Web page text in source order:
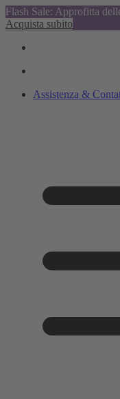
Flash Sale: Approfitta
Acquista subito
Assistenza &